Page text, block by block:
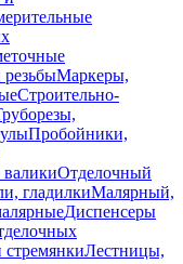
Маркеры,
Строительно-
Пробойники,
Отделочный
гладилкиМалярный,
Диспенсеры
Лестницы,